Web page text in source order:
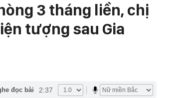
3 tháng liền, chị
tượng sau Gia
đọc bài 2:37